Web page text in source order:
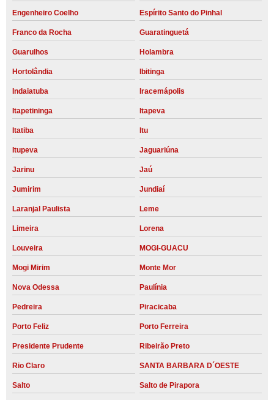
Engenheiro Coelho Espírito Santo do Pinhal
Franco da Rocha Guaratinguetá
Guarulhos Holambra
Hortolândia Ibitinga
Indaiatuba Iracemápolis
Itapetininga Itapeva
Itatiba Itu
Itupeva Jaguariúna
Jarinu Jaú
Jumirim Jundiaí
Laranjal Paulista Leme
Limeira Lorena
Louveira MOGI-GUACU
Mogi Mirim Monte Mor
Nova Odessa Paulínia
Pedreira Piracicaba
Porto Feliz Porto Ferreira
Presidente Prudente Ribeirão Preto
Rio Claro SANTA BARBARA D´OESTE
Salto Salto de Pirapora